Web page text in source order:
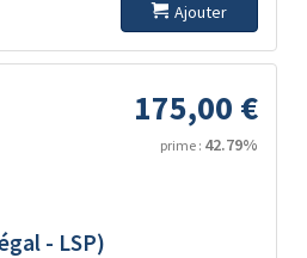
Ajouter
175,00 €
prime : 42.79%
- LSP)